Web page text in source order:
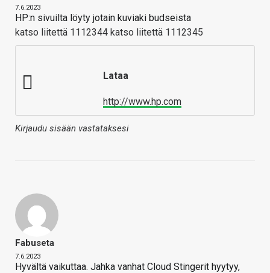
7.6.2023
HP:n sivuilta löyty jotain kuviaki budseista
katso liitettä 1112344 katso liitettä 1112345
Lataa
http://www.hp.com
Kirjaudu sisään vastataksesi
Fabuseta
7.6.2023
Hyvältä vaikuttaa. Jahka vanhat Cloud Stingerit hyytyy,